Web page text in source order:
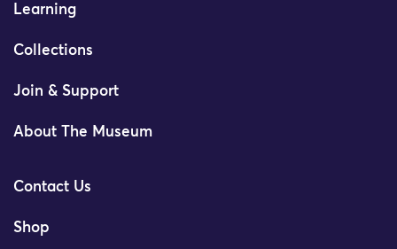
Learning
Collections
Join & Support
About The Museum
Contact Us
Shop